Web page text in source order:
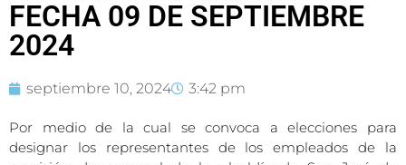
FECHA 09 DE SEPTIEMBRE
2024
septiembre 10, 2024 3:42 pm
Por medio de la cual se convoca a elecciones para
designar los representantes de los empleados de la